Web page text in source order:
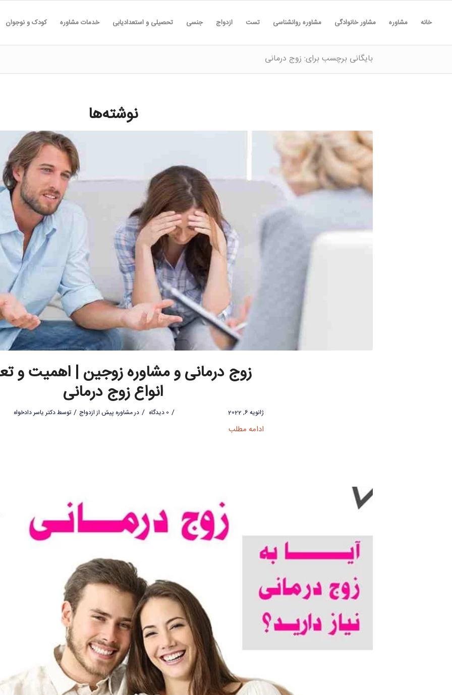
خانه مشاوره مشاور خانوادگی مشاوره روانشناسی تست ازدواج جنسی تحصیلی و استعدادیابی خدمات مشاوره کودک و نوجوان
بایگانی برچسب برای: زوج درمانی
نوشته‌ها
زوج درمانی و مشاوره زوجین | اهمیت و
انواع زوج درمانی
ژانویه 6, 2022 / 0 دیدگاه / درمشاوره پیش از ازدواج / توسطدکتر یاسر دادخواه
ادامه مطلب